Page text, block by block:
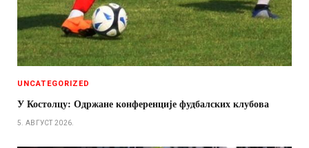
UNCATEGORIZED
У Костолцу: Одржане конференције фудбалских клубова
5. АВГУСТ 2026.